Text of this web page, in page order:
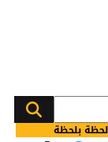
بلحظة